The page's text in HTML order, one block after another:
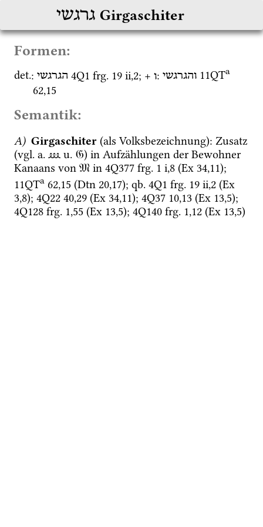
גרגשי Girgaschiter
Formen:
det.: הגרגשי 4Q1 frg. 19 ii,2; + ו: והגרגשי 11QTa
62,15
Semantik:
A) Girgaschiter (als Volksbezeichnung): Zusatz
(vgl. a. ⅏ u. 𝔊) in Aufzählungen der Bewohner
Kanaans von 𝔐 in 4Q377 frg. 1 i,8 (Ex 34,11)
11QTa 62,15 (Dtn 20,17); qb. 4Q1 frg. 19 ii,2 (Ex
3,8); 4Q22 40,29 (Ex 34,11); 4Q37 10,13 (Ex 13,5)
4Q128 frg. 1,55 (Ex 13,5); 4Q140 frg. 1,12 (Ex 13,5)